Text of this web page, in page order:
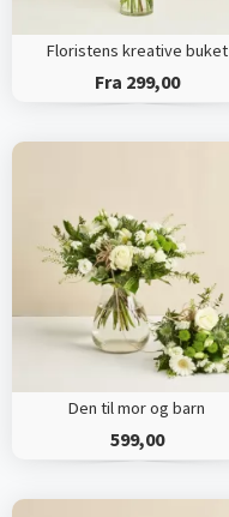
Floristens kreative buket
Fra 299,00
Den til mor og barn
599,00